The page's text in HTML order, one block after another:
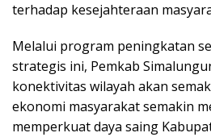
terhadap kesejahteraan
Melalui program peningkatan
strategis ini, Pemkab
konektivitas wilayah akan
ekonomi masyarakat semakin
memperkuat daya saing